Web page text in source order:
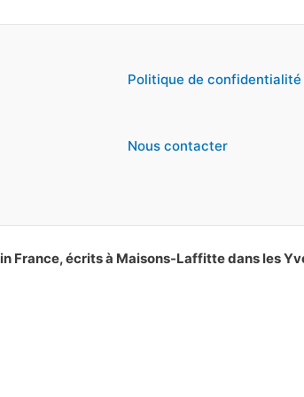
Politique de confidentialité
Nous contacter
France, écrits à Maisons-Laffitte dans les